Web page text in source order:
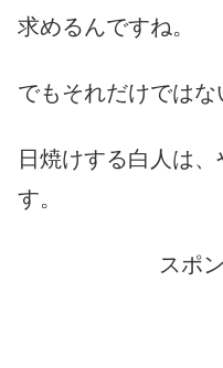
求めるんですね。
でもそれだけではな
日焼けする白人は
す。
スポ